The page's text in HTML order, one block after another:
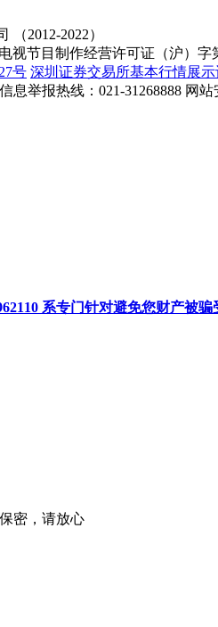
（2012-2022）
视节目制作经营许可证（沪）字
号 深圳证券交易所基本行情展示
息举报热线：021-31268888 网站
系专门针对避免您财产被
密，请放心